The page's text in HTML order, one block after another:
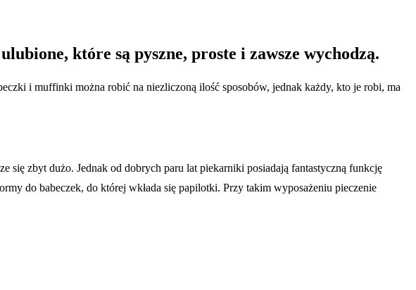
które są pyszne, proste i zawsze wychodzą.
i muffinki można robić na niezliczoną ilość sposobów, jednak każdy, kto je robi, ma
się zbyt dużo. Jednak od dobrych paru lat piekarniki posiadają fantastyczną funkcję
do babeczek, do której wkłada się papilotki. Przy takim wyposażeniu pieczenie